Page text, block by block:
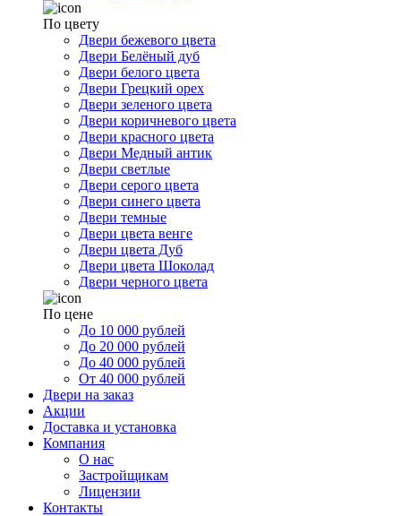
По цвету
Двери бежевого цвета
Двери Белёный дуб
Двери белого цвета
Двери Грецкий орех
Двери зеленого цвета
Двери коричневого цвета
Двери красного цвета
Двери Медный антик
Двери светлые
Двери серого цвета
Двери синего цвета
Двери темные
Двери цвета венге
Двери цвета Дуб
Двери цвета Шоколад
Двери черного цвета
По цене
До 10 000 рублей
До 20 000 рублей
До 40 000 рублей
От 40 000 рублей
Двери на заказ
Акции
Доставка и установка
Компания
О нас
Застройщикам
Лицензии
Контакты